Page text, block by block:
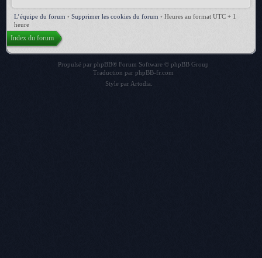
L’équipe du forum • Supprimer les cookies du forum • Heures au format UTC + 1
heure
Index du forum
Propulsé par phpBB® Forum Software © phpBB Group
Traduction par phpBB-fr.com
Style par Artodia